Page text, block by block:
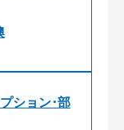
ション･部